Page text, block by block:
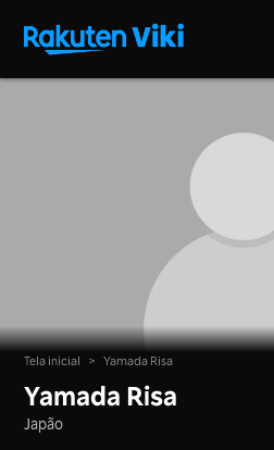
Tela inicial > Yamada Risa
Yamada Risa
Japão